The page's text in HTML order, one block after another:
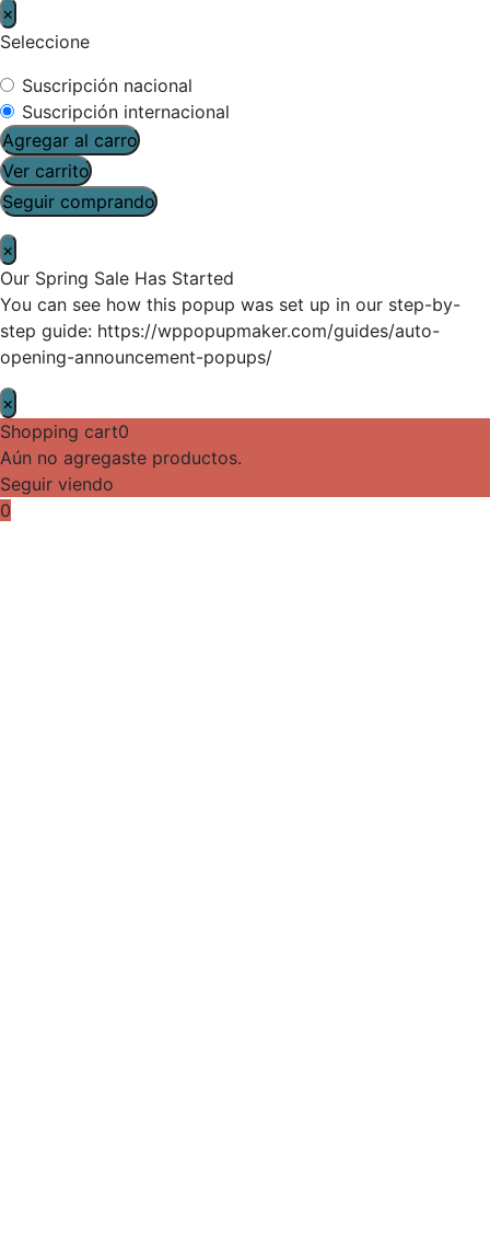
×
Seleccione
Suscripción nacional
Suscripción internacional
Agregar al carro
Ver carrito
Seguir comprando
×
Our Spring Sale Has Started
You can see how this popup was set up in our step-by-
step guide: https://wppopupmaker.com/guides/auto-
opening-announcement-popups/
×
Shopping cart0
Aún no agregaste productos.
Seguir viendo
0